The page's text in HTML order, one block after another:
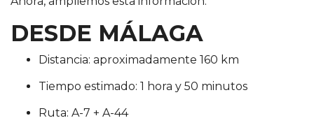
DESDE MÁLAGA
Distancia: aproximadamente 160 km
Tiempo estimado: 1 hora y 50 minutos
Ruta: A-7 + A-44